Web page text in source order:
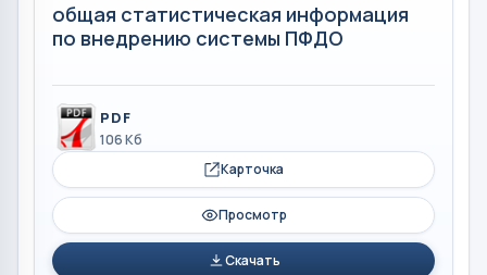
общая статистическая информация
по внедрению системы ПФДО
PDF
106 Кб
Карточка
Просмотр
Скачать